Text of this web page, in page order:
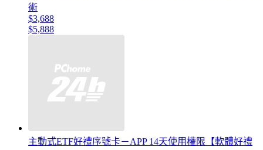
術
$3,688
$5,888
主動式ETF好禮序號卡－APP 14天使用權限【軟體好禮